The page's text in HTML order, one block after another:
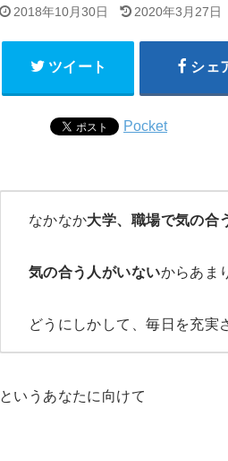
2018年10月30日 2020年3月27日
ツイート シェ
Pocket
なかなか大学、職場で気の合
気の合う人がいないからあま
どうにしかして、毎日を充実
というあなたに向けて